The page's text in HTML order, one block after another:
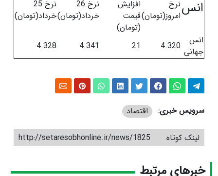
انسنرخ
امروز(تومان)
افزایش
قیمت
(تومان)
نرخ 26
خرداد(تومان)
نرخ 25
خرداد(تومان)
انس
جهانی 4.320
21
4.341
4.328
سرویس خبری: اقتصاد
لینک کوتاه http://setaresobhonline.ir/news/1825
خبرهای مرتبط